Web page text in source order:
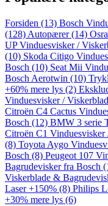
Forsiden (13) Bosch
(128) Autopærer(14)
UP Vinduesvisker /
(10) Skoda Citigo
Bosch (10) Seat Mii
Bosch Aerotwin (10)
+60% mere lys (2)
Vinduesvisker /
Citroën C4 Cactus
Bosch (12) BMW 3 serie
Citroën C1
(8) Toyota Aygo
Bosch (8) Peugeot 107
Bagrudevisker fra Bosch
Viskerblade &
Laser +150% (8) Philips
+30% mere lys (6)